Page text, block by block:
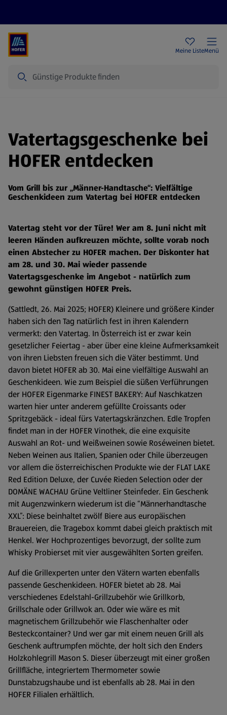
Meine ListeMenü
Vatertagsgeschenke bei
HOFER entdecken
Vom Grill bis zur „Männer-Handtasche“: Vielfältige
Geschenkideen zum Vatertag bei HOFER entdecken
Vatertag steht vor der Türe! Wer am 8. Juni nicht mit
leeren Händen aufkreuzen möchte, sollte vorab noch
einen Abstecher zu HOFER machen. Der Diskonter hat
am 28. und 30. Mai wieder passende
Vatertagsgeschenke im Angebot - natürlich zum
gewohnt günstigen HOFER Preis.
(Sattledt, 26. Mai 2025; HOFER) Kleinere und größere Kinder
haben sich den Tag natürlich fest in ihren Kalendern
vermerkt: den Vatertag. In Österreich ist er zwar kein
gesetzlicher Feiertag - aber über eine kleine Aufmerksamkeit
von ihren Liebsten freuen sich die Väter bestimmt. Und
davon bietet HOFER ab 30. Mai eine vielfältige Auswahl an
Geschenkideen. Wie zum Beispiel die süßen Verführungen
der HOFER Eigenmarke FINEST BAKERY: Auf Naschkatzen
warten hier unter anderem gefüllte Croissants oder
Spritzgebäck - ideal fürs Vatertagskränzchen. Edle Tropfen
findet man in der HOFER Vinothek, die eine exquisite
Auswahl an Rot- und Weißweinen sowie Roséweinen bietet.
Neben Weinen aus Italien, Spanien oder Chile überzeugen
vor allem die österreichischen Produkte wie der FLAT LAKE
Red Edition Deluxe, der Cuvée Rieden Selection oder der
DOMÄNE WACHAU Grüne Veltliner Steinfeder. Ein Geschenk
mit Augenzwinkern wiederum ist die “Männerhandtasche
XXL”: Diese beinhaltet zwölf Biere aus europäischen
Brauereien, die Tragebox kommt dabei gleich praktisch mit
Henkel. Wer Hochprozentiges bevorzugt, der sollte zum
Whisky Probierset mit vier ausgewählten Sorten greifen.
Auf die Grillexperten unter den Vätern warten ebenfalls
passende Geschenkideen. HOFER bietet ab 28. Mai
verschiedenes Edelstahl-Grillzubehör wie Grillkorb,
Grillschale oder Grillwok an. Oder wie wäre es mit
magnetischem Grillzubehör wie Flaschenhalter oder
Besteckcontainer? Und wer gar mit einem neuen Grill als
Geschenk auftrumpfen möchte, der holt sich den Enders
Holzkohlegrill Mason S. Dieser überzeugt mit einer großen
Grillfläche, integriertem Thermometer sowie
Dunstabzugshaube und ist ebenfalls ab 28. Mai in den
HOFER Filialen erhältlich.